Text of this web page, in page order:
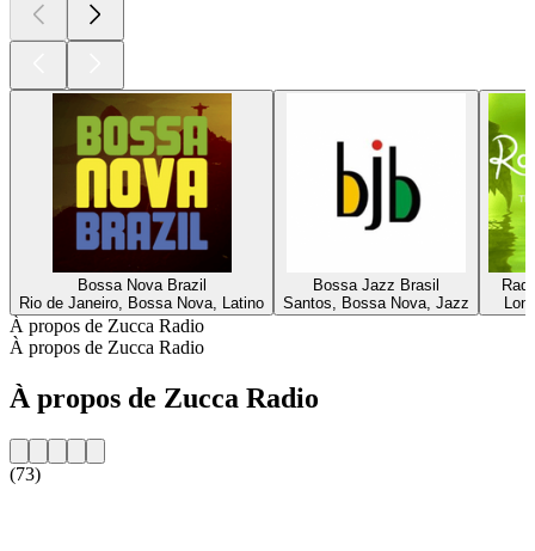
Bossa Nova Brazil
Rio de Janeiro, Bossa Nova, Latino
Bossa Jazz Brasil
Santos, Bossa Nova, Jazz
À propos de Zucca Radio
À propos de Zucca Radio
À propos de Zucca Radio
(73)